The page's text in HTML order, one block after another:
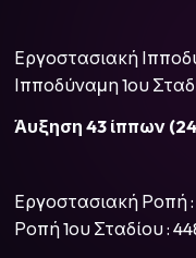
Εργοστασιακή
Ιπποδύναμη 1ου
Άυξηση 43 ίππων
Εργοστασιακή Ροπή
Ροπή 1ου Σταδίου :